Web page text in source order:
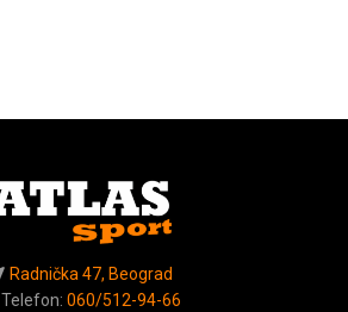
Radnička 47, Beograd
Telefon: 060/512-94-66